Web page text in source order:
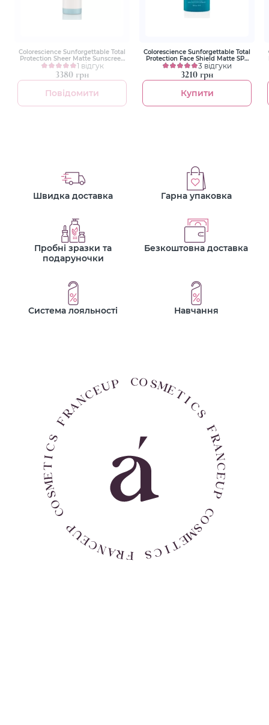
Colorescience Sunforgettable Total
Protection Sheer Matte Sunscreen
SPF 30 4.3 g Сонцезахисна
матуюча пудра з пензлем
1 відгук
3380 грн
Повідомити
Colorescience Sunforgettable Total
Protection Face Shield Matte SPF
50 55 ml Сонцезахисний крем
для обличчя з матуючим
ефектом
3 відгуки
3210 грн
Купити
Швидка доставка Гарна упаковка
Пробні зразки та
подаруночки
Безкоштовна доставка
Система лояльності Навчання